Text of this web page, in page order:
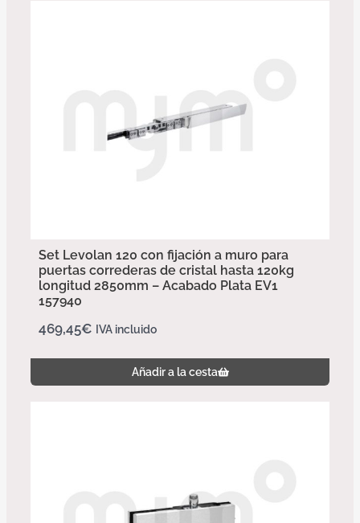
Set Levolan 120 con fijación a muro para
puertas correderas de cristal hasta 120kg
longitud 2850mm – Acabado Plata EV1
157940
469,45€ IVA incluido
Añadir a la cesta